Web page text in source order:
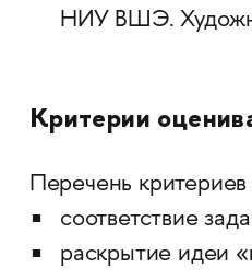
НИУ ВШЭ.
Критерии
Перечень
соответствие
раскрытие идеи